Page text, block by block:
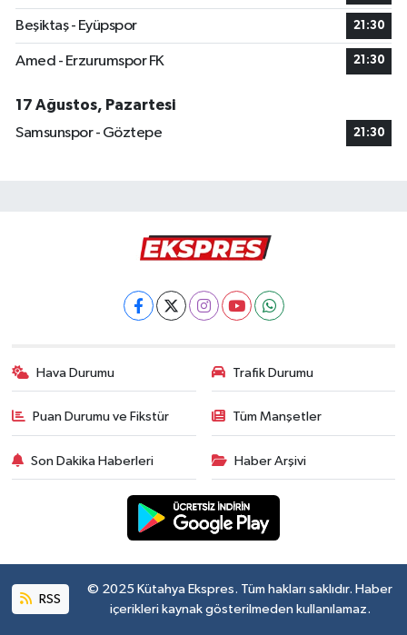
Beşiktaş - Eyüpspor 21:30
Amed - Erzurumspor FK 21:30
17 Ağustos, Pazartesi
Samsunspor - Göztepe
21:30
Hava Durumu Trafik Durumu
Puan Durumu ve Fikstür Tüm Manşetler
Son Dakika Haberleri Haber Arşivi
RSS
© 2025 Kütahya Ekspres. Tüm hakları saklıdır. Haber
içerikleri kaynak gösterilmeden kullanılamaz.